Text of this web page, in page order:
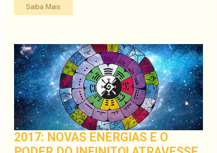
Saiba Mais
2017: NOVAS ENERGIAS E O